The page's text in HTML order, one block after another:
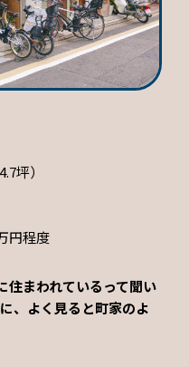
坪）
円程度
まわれているって聞い
、よく見ると町家のよ